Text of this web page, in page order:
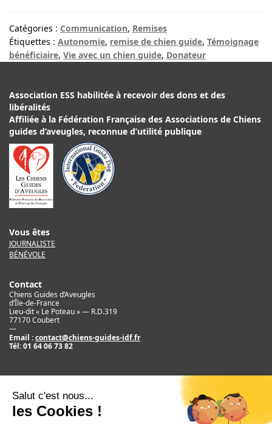
Catégories : Communication, Remises
Étiquettes : Autonomie, remise de chien guide, Témoignage
bénéficiaire, Vie avec un chien guide, Donateur
Association ESS habilitée à recevoir des dons et des
libéralités
Affiliée à la Fédération Française des Associations de Chiens
guides d’aveugles, reconnue d’utilité publique
Vous êtes
JOURNALISTE
BÉNÉVOLE
Contact
Chiens Guides d’Aveugles
d’Île-de-France
Lieu-dit « Le Poteau » — R.D.319
77170 Coubert
—
Email :contact@chiens-guides-idf.fr
Tél:01 64 06 73 82
Crédit
©2017 Chiens Guides d’Aveugles d’IDF